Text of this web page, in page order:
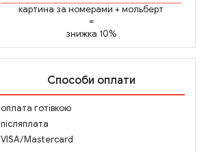
картина за номерами +мольберт
=
знижка 10%
Способи оплати
оплата готівкою
післяплата
VISA/Mastercard